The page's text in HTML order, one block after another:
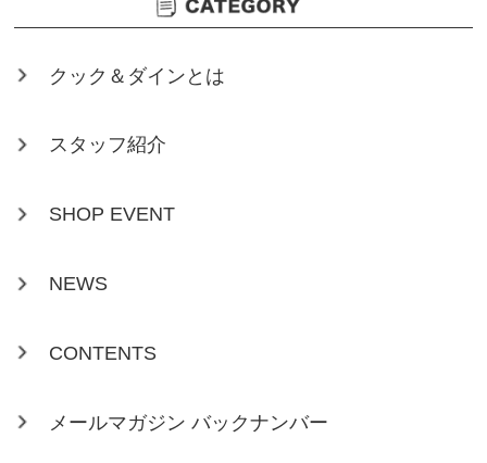
クック＆ダインとは
スタッフ紹介
SHOP EVENT
NEWS
CONTENTS
メールマガジン バックナンバー